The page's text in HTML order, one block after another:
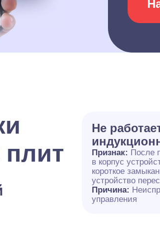
Не
Признак: После
в корпус
короткое
устройство
Причина:
управления